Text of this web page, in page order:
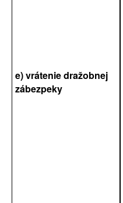
e) vrátenie dražobnej
zábezpeky